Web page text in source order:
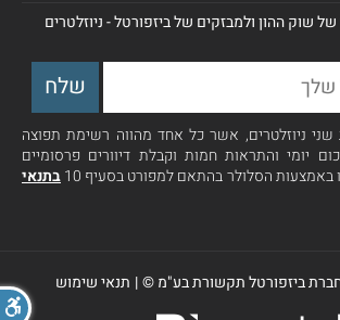
שוק ההון ולמבזקים של ביזפורטל - ניוזלטרים
ניוזלטרים, אשר כל אחד מהווה רשימת תפוצה
יומי והתראות חמות וקבלת דיוורים פרסומיים
באמצעות הסלולר בהתאם למפורט בסעיף 10
בתנאי
ביזפורטל תקשורת בע"מ ©| תנאי שימוש